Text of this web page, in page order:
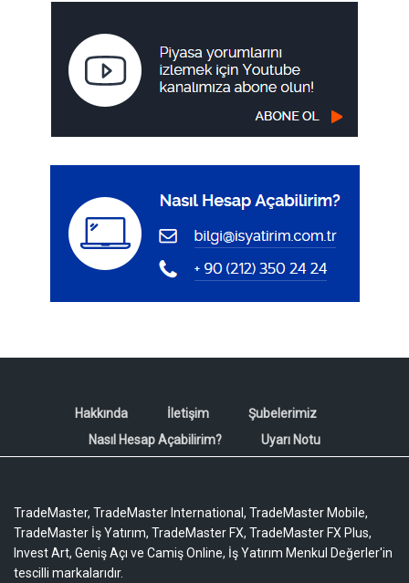
Hakkında İletişim
Şubelerimiz
Nasıl Hesap Açabilirim?
Uyarı Notu
TradeMaster, TradeMaster International, TradeMaster Mobile,
TradeMaster İş Yatırım, TradeMaster FX, TradeMaster FX Plus,
Invest Art, Geniş Açı ve Camiş Online, İş Yatırım Menkul Değerler'in
tescilli markalarıdır.